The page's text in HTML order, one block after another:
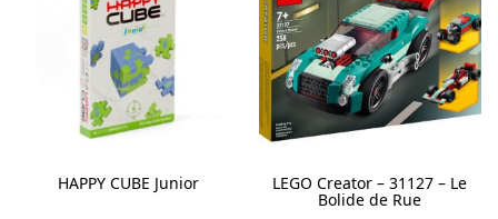
HAPPY CUBE Junior LEGO Creator – 31127 – Le
Bolide de Rue